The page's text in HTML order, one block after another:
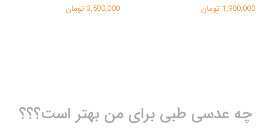
1,900,000 تومان 3,500,000 تومان
چه عدسی طبی برای من بهتر است؟؟؟